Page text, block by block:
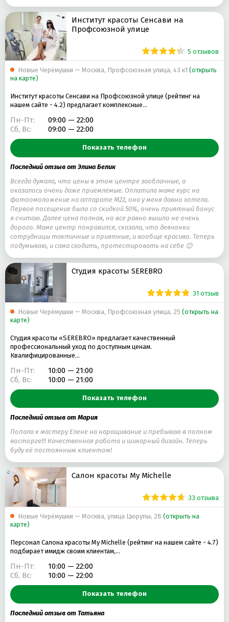
Институт красоты Сенсави на
Профсоюзной улице
5 отзывов
Новые Черёмушки — Москва, Профсоюзная улица, 43 к1 (открыть
на карте)
Институт красоты Сенсави на Профсоюзной улице (рейтинг на
нашем сайте - 4.2) предлагает комплексные…
Пн-Пт:
09:00 — 22:00
Сб, Вс:
09:00 — 22:00
Показать телефон
Последний отзыв от Элина Белик
Всегда думала, что цены в этом центре заоблачные, а
оказалось очень даже приемлемые. Оплатила маме курс на
фотоомоложение на аппарате М22, она у меня давно хотела.
Первое посещение было со скидкой 50%, очень приятный бонус
я считаю. Далее цена полная, но все равно вышло не очень
дорого. Маме центр понравился, сказала, что девчонки
сотрудницы тактичные и приятные, и вообще красиво. Теперь
подумываю, и сама сходить, протестировать на себе 😊
Студия красоты SEREBRO
31 отзыв
Новые Черёмушки — Москва, Профсоюзная улица, 25 (открыть на
карте)
Студия красоты «SEREBRO» предлагает качественный
профессиональный уход по доступным ценам.
Квалифицированные…
Пн-Пт:
10:00 — 21:00
Сб, Вс:
10:00 — 21:00
Показать телефон
Последний отзыв от Мария
Попала к мастеру Елене на наращивание и пребываю в полном
восторге!!! Качественная работа и шикарный дизайн. Теперь
буду её постоянным клиентом!
Салон красоты My Michelle
33 отзыва
Новые Черёмушки — Москва, улица Цюрупы, 28 (открыть на
карте)
Персонал Салона красоты My Michelle (рейтинг на нашем сайте - 4.7)
подбирает имидж своим клиентам,…
Пн-Пт:
10:00 — 22:00
Сб, Вс:
10:00 — 22:00
Показать телефон
Последний отзыв от Татьяна